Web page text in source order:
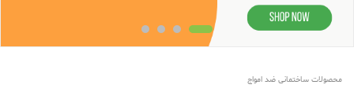
محصولات ساختمانی ضد امواج